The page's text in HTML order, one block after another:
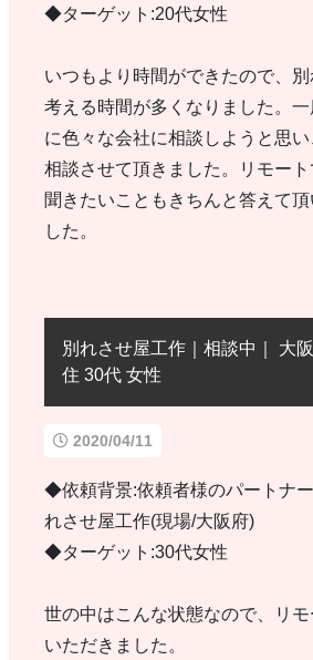
◆ターゲット:20代女性
いつもより時間ができたので、
考える時間が多くなりました。
に色々な会社に相談しようと思
相談させて頂きました。リモート
聞きたいこともきちんと答えて
した。
別れさせ屋工作｜相談中｜ 大
住 30代 女性
2020/04/11
◆依頼背景:依頼者様のパートナ
れさせ屋工作(現場/大阪府)
◆ターゲット:30代女性
世の中はこんな状態なので、リ
いただきました。